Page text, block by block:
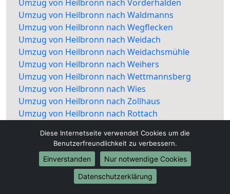
Umzug von Heilbronn nach Vorderhalden
Umzug von Heilbronn nach Waldmanns
Umzug von Heilbronn nach Wegflecken
Umzug von Heilbronn nach Weidach
Umzug von Heilbronn nach Weidachsmühle
Umzug von Heilbronn nach Weihers
Umzug von Heilbronn nach Wettmannsberg
Umzug von Heilbronn nach Wies
Umzug von Heilbronn nach Zollhaus
Umzug von Heilbronn nach Rottach
Diese Internetseite verwendet Cookies um die
Benutzerfreundlichkeit zu verbessern.
Einverstanden
Nur notwendige Cookies
Datenschutzerklärung